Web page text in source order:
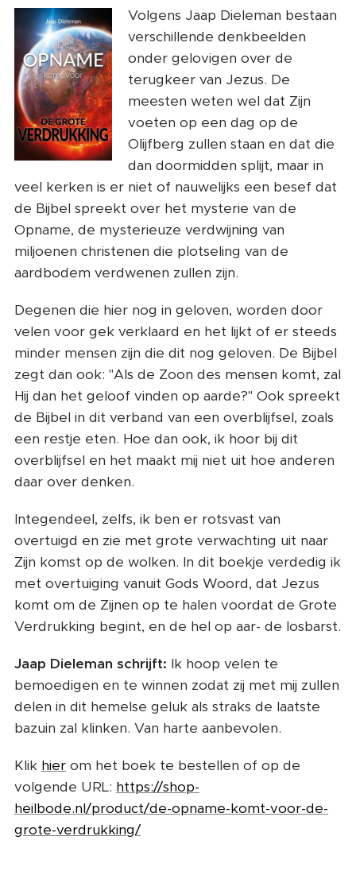
Volgens Jaap Dieleman bestaan
verschillende denkbeelden
onder gelovigen over de
terugkeer van Jezus. De
meesten weten wel dat Zijn
voeten op een dag op de
Olijfberg zullen staan en dat die
dan doormidden splijt, maar in
veel kerken is er niet of nauwelijks een besef dat
de Bijbel spreekt over het mysterie van de
Opname, de mysterieuze verdwijning van
miljoenen christenen die plotseling van de
aardbodem verdwenen zullen zijn.
Degenen die hier nog in geloven, worden door
velen voor gek verklaard en het lijkt of er steeds
minder mensen zijn die dit nog geloven. De Bijbel
zegt dan ook: "Als de Zoon des mensen komt, zal
Hij dan het geloof vinden op aarde?" Ook spreekt
de Bijbel in dit verband van een overblijfsel, zoals
een restje eten. Hoe dan ook, ik hoor bij dit
overblijfsel en het maakt mij niet uit hoe anderen
daar over denken.
Integendeel, zelfs, ik ben er rotsvast van
overtuigd en zie met grote verwachting uit naar
Zijn komst op de wolken. In dit boekje verdedig ik
met overtuiging vanuit Gods Woord, dat Jezus
komt om de Zijnen op te halen voordat de Grote
Verdrukking begint, en de hel op aar- de losbarst.
Jaap Dieleman schrijft: Ik hoop velen te
bemoedigen en te winnen zodat zij met mij zullen
delen in dit hemelse geluk als straks de laatste
bazuin zal klinken. Van harte aanbevolen.
Klik hier om het boek te bestellen of op de
volgende URL: https://shop-
heilbode.nl/product/de-opname-komt-voor-de-
grote-verdrukking/